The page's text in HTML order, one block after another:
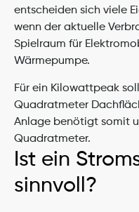
entscheiden sich viele
wenn der aktuelle
Spielraum für
Wärmepumpe.
Für ein Kilowattpeak
Quadratmeter
Anlage benötigt somit
Quadratmeter.
Ist ein
sinnvoll?